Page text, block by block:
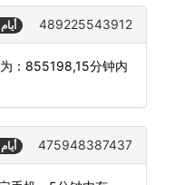
253 489225543912
：855198,15分钟内
253 475948387437